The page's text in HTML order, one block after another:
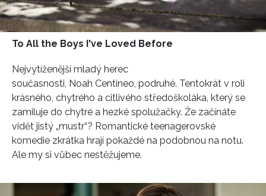
HOME
To All the Boys I've Loved Before
Nejvytíženější mladý herec
současnosti, Noah Centineo, podruhé. Tentokrát v roli
krásného, chytrého a citlivého středoškoláka, který se
zamiluje do chytré a hezké spolužačky. Že začínáte
vidět jistý „mustr“? Romantické teenagerovské
komedie zkrátka hrají pokaždé na podobnou na notu.
Ale my si vůbec nestěžujeme.